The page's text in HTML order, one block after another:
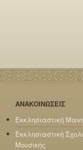
ΑΝΑΚΟΙΝΩΣΕΙΣ
Εκκλησιαστική
Εκκλησιαστική
Μουσικής